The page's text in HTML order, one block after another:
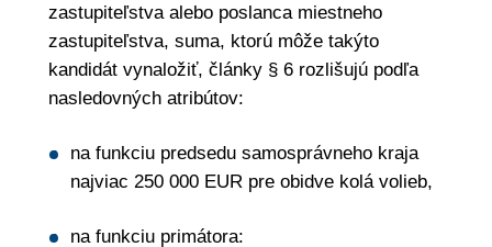
zastupiteľstva alebo poslanca miestneho
zastupiteľstva, suma, ktorú môže takýto
kandidát vynaložiť, články § 6 rozlišujú podľa
nasledovných atribútov:
na funkciu predsedu samosprávneho kraja
najviac 250 000 EUR pre obidve kolá volieb,
na funkciu primátora: